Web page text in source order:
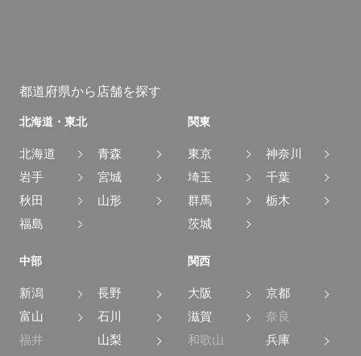
都道府県から店舗を探す
北海道・東北
北海道
青森
岩手
宮城
秋田
山形
福島
関東
東京
神奈川
埼玉
千葉
群馬
栃木
茨城
中部
新潟
長野
富山
石川
福井
山梨
関西
大阪
京都
滋賀
奈良
和歌山
兵庫